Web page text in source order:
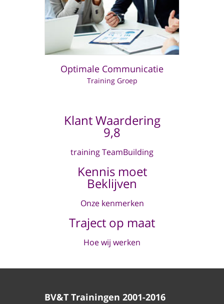
Optimale Communicatie
Training Groep
Klant Waardering
9,8
training TeamBuilding
Kennis moet
Beklijven
Onze kenmerken
Traject op maat
Hoe wij werken
BV&T Trainingen 2001-2016